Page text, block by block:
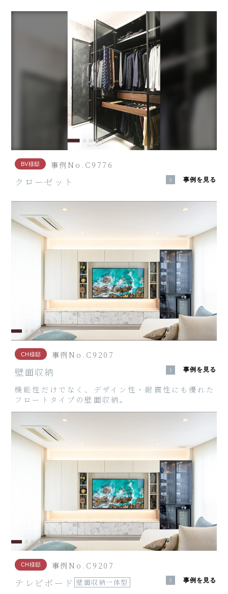
BV様邸 事例No.C9776
クローゼット 事例を見る
CH様邸 事例No.C9207
壁面収納 事例を見る
機能性だけでなく、デザイン性・耐震性にも優れた
フロートタイプの壁面収納。
CH様邸 事例No.C9207
テレビボード 壁面収納一体型 事例を見る